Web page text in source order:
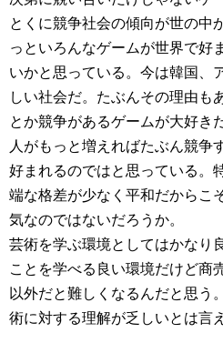
とくに競争社会の傾向が世の中
っといろんなゲームが世界で好
いかと思っている。今は韓国、
しい社会だ。たぶんその理由も
とか競争があるゲームが大好き
人がもっと増えればたぶん競争
好まれるのではと思っている。
端な格差が少なく平和だからこ
気なのではないだろうか。
芸術を学ぶ環境としてはかなり
ことを学べる良い環境だけど商
以外だと難しくなるんだと思う
術に対する理解が乏しいとは言